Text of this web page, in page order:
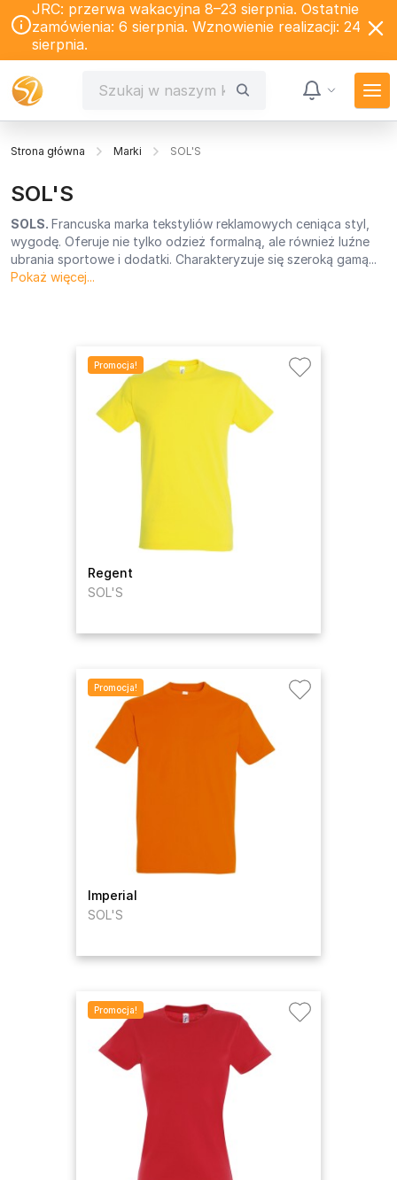
JRC: przerwa wakacyjna 8–23 sierpnia. Ostatnie
zamówienia: 6 sierpnia. Wznowienie realizacji: 24
sierpnia.
Strona główna Marki SOL'S
SOL'S
SOLS. Francuska marka tekstyliów reklamowych ceniąca styl,
wygodę. Oferuje nie tylko odzież formalną, ale również luźne
ubrania sportowe i dodatki. Charakteryzuje się szeroką gamą...
Pokaż więcej...
Regent
SOL'S
Promocja!
Imperial
SOL'S
Promocja!
Promocja!